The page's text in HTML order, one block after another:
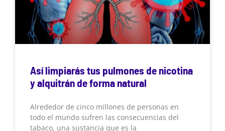
Así limpiarás tus pulmones de nicotina
y alquitrán de forma natural
Alrededor de cinco millones de personas en
todo el mundo sufren las consecuencias del
tabaco, una sustancia que es la